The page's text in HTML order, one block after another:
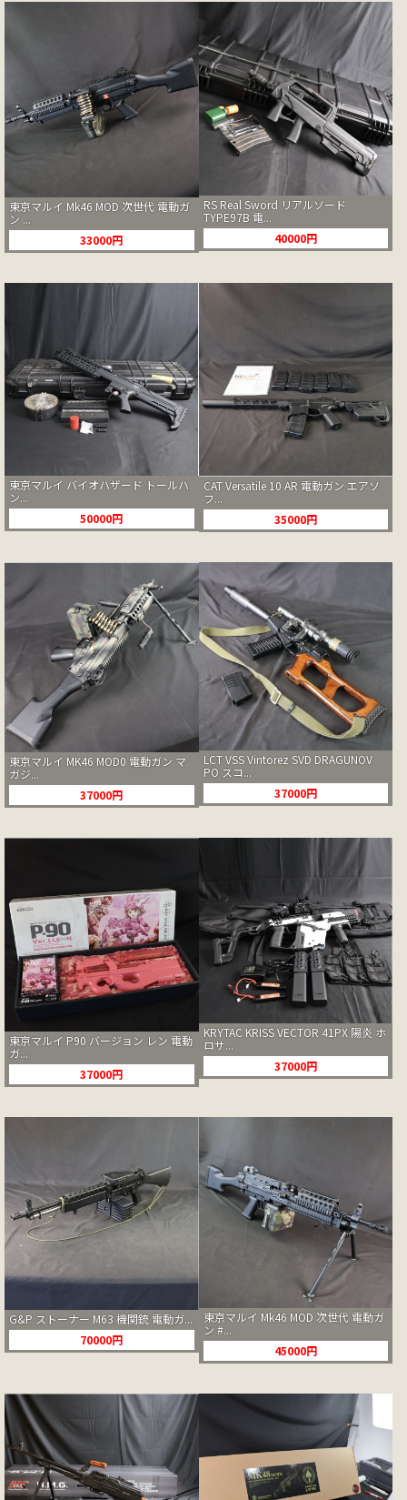
東京マルイ Mk46 MOD 次世代 電動ガ
ン ...
33000円
RS Real Sword リアルソード
TYPE97B 電...
40000円
東京マルイ バイオハザード トールハ
ン...
50000円
CAT Versatile 10 AR 電動ガン エアソ
フ...
35000円
東京マルイ MK46 MOD0 電動ガン マ
ガジ...
37000円
LCT VSS Vintorez SVD DRAGUNOV
PO スコ...
37000円
東京マルイ P90 バージョン レン 電動
ガ...
37000円
KRYTAC KRISS VECTOR 41PX 陽炎 ホ
ロサ...
37000円
G&P ストーナー M63 機関銃 電動ガ...
70000円
東京マルイ Mk46 MOD 次世代 電動ガ
ン #...
45000円